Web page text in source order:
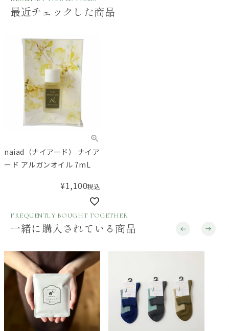
最近チェックした商品
naiad（ナイアード） ナイア
ード アルガンオイル 7mL
¥1,100税込
FREQUENTLY BOUGHT TOGETHER
一緒に購入されている商品